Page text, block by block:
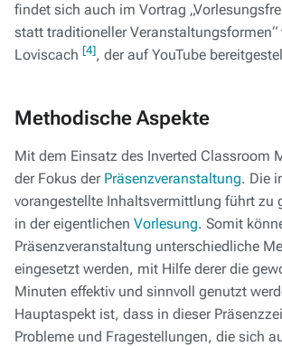
findet sich auch im Vortrag
statt traditioneller Veranstaltungsformen“
Loviscach [4], der auf YouTube
Methodische Aspekte
Mit dem Einsatz des Inverted Classroom
der Fokus der Präsenzveranstaltung. Die
vorangestellte Inhaltsvermittlung führt zu
in der eigentlichen Vorlesung. Somit
Präsenzveranstaltung unterschiedliche
eingesetzt werden, mit Hilfe derer die
Minuten effektiv und sinnvoll genutzt
Hauptaspekt ist, dass in dieser
Probleme und Fragestellungen, die sich